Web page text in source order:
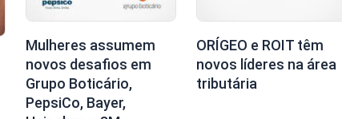
Mulheres assumem
novos desafios em
Grupo Boticário,
PepsiCo, Bayer,
ORÍGEO e ROIT têm
novos líderes na área
tributária